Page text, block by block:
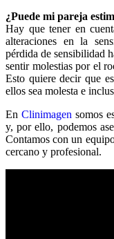
¿Puede mi pareja
Hay que tener en
alteraciones en la
pérdida de sensibilidad
sentir molestias por el
Esto quiere decir que
ellos sea molesta e
En Clinimagensomos
y, por ello, podemos
Contamos con un
cercano y profesional.